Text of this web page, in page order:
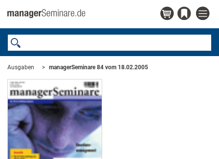
Ausgaben managerSeminare 84 vom 18.02.2005